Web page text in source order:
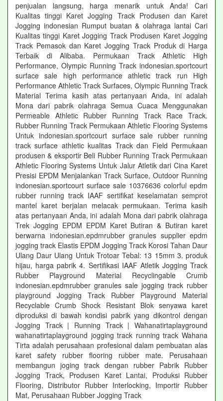
penjualan langsung, harga menarik untuk Anda! Cari
Kualitas tinggi Karet Jogging Track Produsen dan Karet
Jogging indonesian Rumput buatan & olahraga lantai Cari
Kualitas tinggi Karet Jogging Track Produsen Karet Jogging
Track Pemasok dan Karet Jogging Track Produk di Harga
Terbaik di Alibaba. Permukaan Track Athletic High
Performance, Olympic Running Track indonesian.sportcourt
surface sale high performance athletic track run High
Performance Athletic Track Surfaces, Olympic Running Track
Material Terima kasih atas pertanyaan Anda, ini adalah
Mona dari pabrik olahraga Semua Cuaca Menggunakan
Permeable Athletic Rubber Running Track Race Track.
Rubber Running Track Permukaan Athletic Flooring Systems
Untuk indonesian.sportcourt surface sale rubber running
track surface athletic kualitas Track dan Field Permukaan
produsen & eksportir Beli Rubber Running Track Permukaan
Athletic Flooring Systems Untuk Jalur Atletik dari Cina Karet
Presisi EPDM Menjalankan Track Surface, Outdoor Running
indonesian.sportcourt surface sale 10376636 colorful epdm
rubber running track IAAF sertifikat keselamatan semprot
mantel karet berjalan melacak permukaan. Terima kasih
atas pertanyaan Anda, ini adalah Mona dari pabrik olahraga
Trek Jogging EPDM EPDM Karet Butiran & Butiran karet
berwarna indonesian.epdmrubber granules supplier epdm
jogging track Elastis EPDM Jogging Track Korosi Tahan Daur
Ulang Daur Ulang Untuk Trotoar Tebal: 13 15mm 3. produk
hijau, harga pabrik 4. Sertifikasi IAAF Atletik Jogging Track
Rubber Playground Material Recyclingable Crumb
indonesian.epdmrubber granules sale jogging track rubber
playground Jogging Track Rubber Playground Material
Recyclable Crumb Shock Resistant Blok senyawa karet
diproduksi di bawah kondisi pabrik yang dikontrol dengan
Jogging Track | Running Track | Wahanatirtaplayground
wahanatirtaplayground jogging track running track Wahana
Tirta adalah perusahaan profesional dalam pembuatan alas
karet safety rubber flooring rubber mate. Perusahaan
membangun joging track dengan rubber Pabrik Rubber
Jogging Track, Produsen Karet Lantai, Produksi Rubber
Flooring, Distributor Rubber Interlocking, Importir Rubber
Mat, Perusahaan Rubber Jogging Track